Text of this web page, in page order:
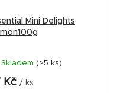
Mini Delights
Skladem (>5 ks)
Kč / ks